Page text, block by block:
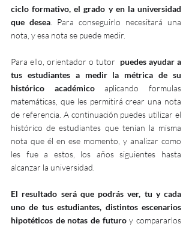
ciclo formativo, el grado y en la universidad
que desea . Para conseguirlo necesitará una
nota, y esa nota se puede medir.
Para ello, orientador o tutor puedes ayudar a
tus estudiantes a medir la métrica de su
histórico académico aplicando formulas
matemáticas, que les permitirá crear una nota
de referencia. A continuación puedes utilizar el
histórico de estudiantes que tenían la misma
nota que él en ese momento, y analizar como
les fue a estos, los años siguientes hasta
alcanzar la universidad.
El resultado será que podrás ver, tu y cada
uno de tus estudiantes, distintos escenarios
hipotéticos de notas de futuro y compararlos